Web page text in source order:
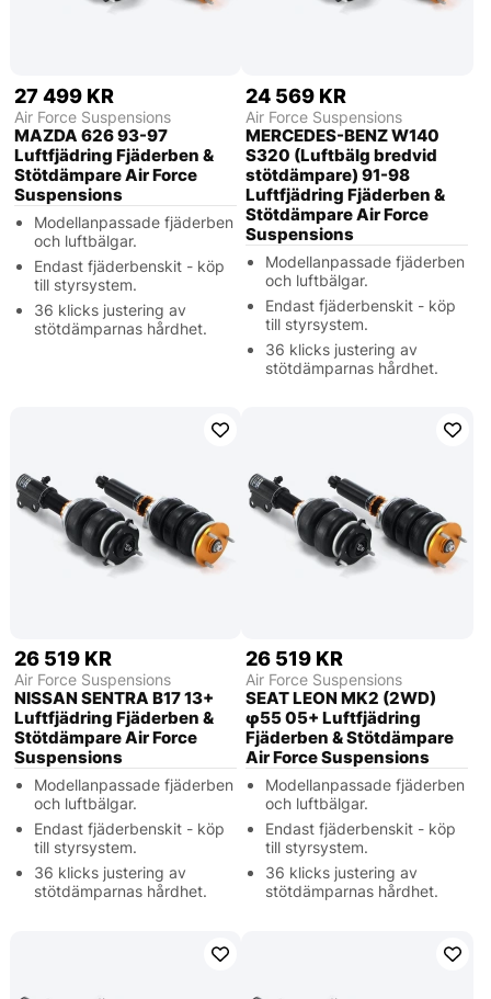
27 499 KR
Air Force Suspensions
MAZDA 626 93-97
Luftfjädring Fjäderben &
Stötdämpare Air Force
Suspensions
Modellanpassade fjäderben
och luftbälgar.
Endast fjäderbenskit - köp
till styrsystem.
36 klicks justering av
stötdämparnas hårdhet.
24 569 KR
Air Force Suspensions
MERCEDES-BENZ W140
S320 (Luftbälg bredvid
stötdämpare) 91-98
Luftfjädring Fjäderben &
Stötdämpare Air Force
Suspensions
Modellanpassade fjäderben
och luftbälgar.
Endast fjäderbenskit - köp
till styrsystem.
36 klicks justering av
stötdämparnas hårdhet.
26 519 KR
Air Force Suspensions
NISSAN SENTRA B17 13+
Luftfjädring Fjäderben &
Stötdämpare Air Force
Suspensions
Modellanpassade fjäderben
och luftbälgar.
Endast fjäderbenskit - köp
till styrsystem.
36 klicks justering av
stötdämparnas hårdhet.
26 519 KR
Air Force Suspensions
SEAT LEON MK2 (2WD)
φ55 05+ Luftfjädring
Fjäderben & Stötdämpare
Air Force Suspensions
Modellanpassade fjäderben
och luftbälgar.
Endast fjäderbenskit - köp
till styrsystem.
36 klicks justering av
stötdämparnas hårdhet.